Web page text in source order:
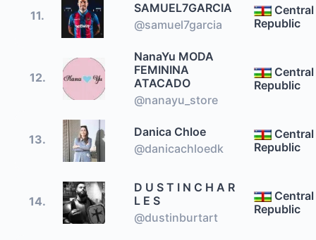
11.
SAMUEL7GARCIA
@samuel7garcia
Republic
12.
NanaYu MODA
FEMININA
ATACADO
@nanayu_store
Republic
13.
Danica Chloe
@danicachloedk
Republic
14.
D U S T I N C H A R
L E S
@dustinburtart
Republic